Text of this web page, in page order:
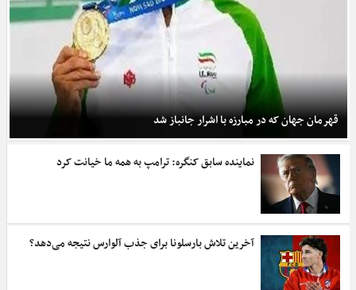
قهرمان جهان که در مبارزه با اشرار جانباز شد
نماینده سابق کنگره: ترامپ به همه ما خیانت کرد
آخرین تلاش بارسلونا برای جذب آلوارس نتیجه می‌دهد؟